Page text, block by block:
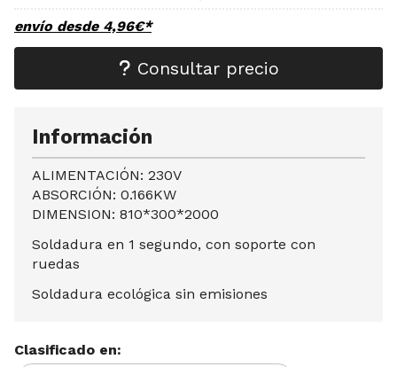
envío desde 4,96€*
Consultar precio
Información
ALIMENTACIÓN: 230V
ABSORCIÓN: 0.166KW
DIMENSION: 810*300*2000
Soldadura en 1 segundo, con soporte con
ruedas
Soldadura ecológica sin emisiones
Clasificado en: